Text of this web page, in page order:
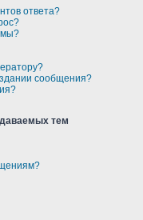
ответа?
сообщения?
тем